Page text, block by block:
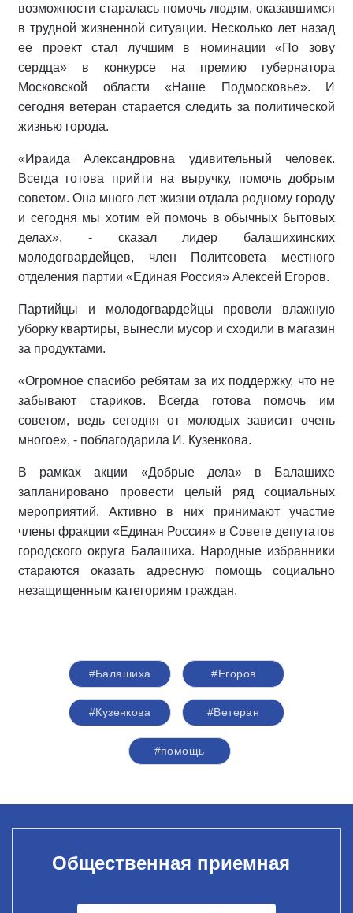
возможности старалась помочь людям, оказавшимся
в трудной жизненной ситуации. Несколько лет назад
ее проект стал лучшим в номинации «По зову
сердца» в конкурсе на премию губернатора
Московской области «Наше Подмосковье». И
сегодня ветеран старается следить за политической
жизнью города.
«Ираида Александровна удивительный человек.
Всегда готова прийти на выручку, помочь добрым
советом. Она много лет жизни отдала родному городу
и сегодня мы хотим ей помочь в обычных бытовых
делах», - сказал лидер балашихинских
молодогвардейцев, член Политсовета местного
отделения партии «Единая Россия» Алексей Егоров.
Партийцы и молодогвардейцы провели влажную
уборку квартиры, вынесли мусор и сходили в магазин
за продуктами.
«Огромное спасибо ребятам за их поддержку, что не
забывают стариков. Всегда готова помочь им
советом, ведь сегодня от молодых зависит очень
многое», - поблагодарила И. Кузенкова.
В рамках акции «Добрые дела» в Балашихе
запланировано провести целый ряд социальных
мероприятий. Активно в них принимают участие
члены фракции «Единая Россия» в Совете депутатов
городского округа Балашиха. Народные избранники
стараются оказать адресную помощь социально
незащищенным категориям граждан.
#Балашиха #Егоров
#Кузенкова #Ветеран
#помощь
Общественная приемная